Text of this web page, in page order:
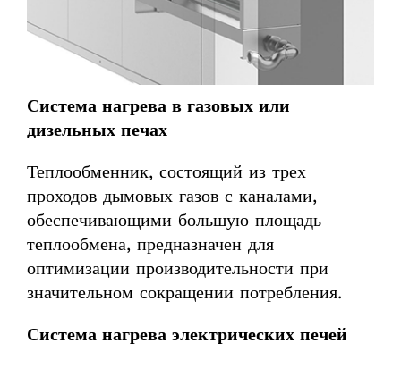
Система нагрева в газовых или
дизельных печах
Теплообменник, состоящий из трех
проходов дымовых газов с каналами,
обеспечивающими большую площадь
теплообмена, предназначен для
оптимизации производительности при
значительном сокращении потребления.
Система нагрева электрических печей